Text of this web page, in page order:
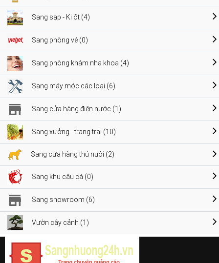
Sang sạp - Ki ốt (4)
Sang phòng vé (0)
Sang phòng khám nha khoa (4)
Sang máy móc các loại (6)
Sang cửa hàng điện nước (1)
Sang xưởng - trang trại (10)
Sang cửa hàng thú nuôi (2)
Sang khu câu cá (0)
Sang showroom (6)
Vườn cây cảnh (1)